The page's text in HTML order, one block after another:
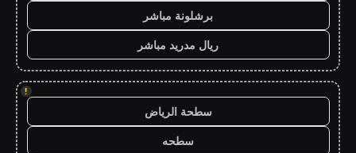
برشلونة مباشر
ريال مدريد مباشر
!
سطحة الرياض
سطحه